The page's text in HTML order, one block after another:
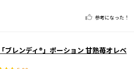
参考になった！
ブレンディ®」ポーション 甘熟苺オレベ